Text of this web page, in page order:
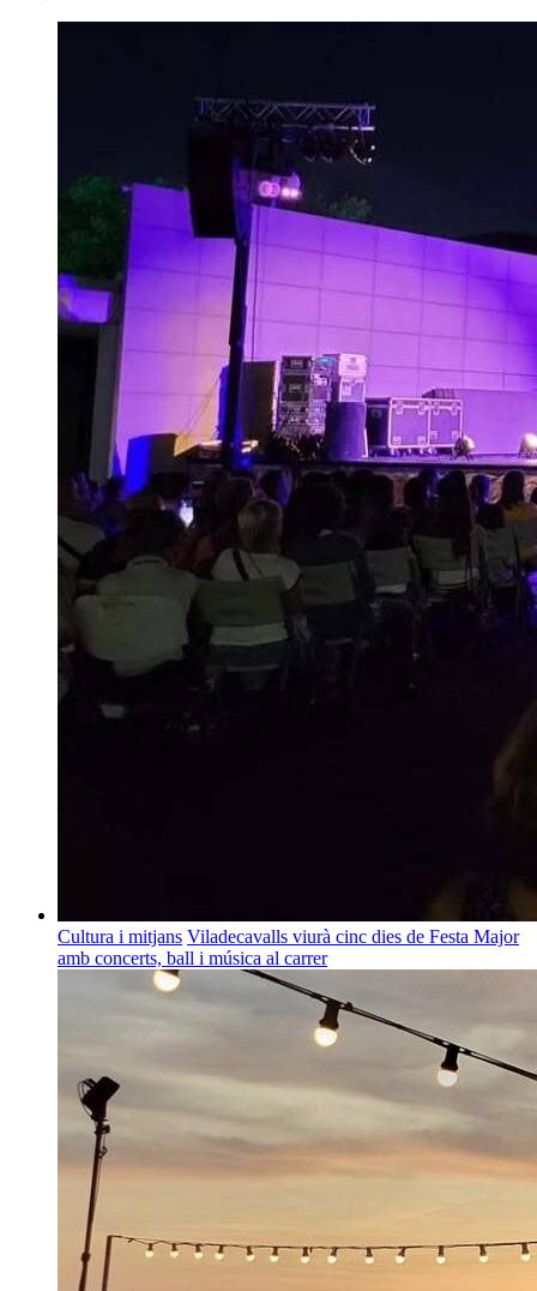
Cultura i mitjans Viladecavalls viurà cinc dies de Festa Major
amb concerts, ball i música al carrer